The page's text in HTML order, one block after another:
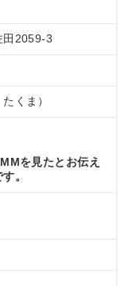
田2059-3
くま）
を見たとお伝え
。